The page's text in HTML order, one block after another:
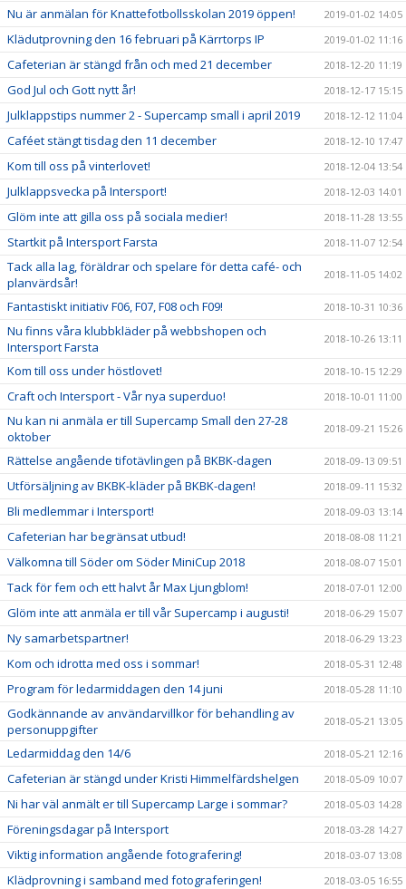
Nu är anmälan för Knattefotbollsskolan 2019 öppen! 2019-01-02 14:05
Klädutprovning den 16 februari på Kärrtorps IP 2019-01-02 11:16
Cafeterian är stängd från och med 21 december 2018-12-20 11:19
God Jul och Gott nytt år! 2018-12-17 15:15
Julklappstips nummer 2 - Supercamp small i april 2019 2018-12-12 11:04
Caféet stängt tisdag den 11 december 2018-12-10 17:47
Kom till oss på vinterlovet! 2018-12-04 13:54
Julklappsvecka på Intersport! 2018-12-03 14:01
Glöm inte att gilla oss på sociala medier! 2018-11-28 13:55
Startkit på Intersport Farsta 2018-11-07 12:54
Tack alla lag, föräldrar och spelare för detta café- och
planvärdsår!
2018-11-05 14:02
Fantastiskt initiativ F06, F07, F08 och F09! 2018-10-31 10:36
Nu finns våra klubbkläder på webbshopen och
Intersport Farsta
2018-10-26 13:11
Kom till oss under höstlovet! 2018-10-15 12:29
Craft och Intersport - Vår nya superduo! 2018-10-01 11:00
Nu kan ni anmäla er till Supercamp Small den 27-28
oktober
2018-09-21 15:26
Rättelse angående tifotävlingen på BKBK-dagen 2018-09-13 09:51
Utförsäljning av BKBK-kläder på BKBK-dagen! 2018-09-11 15:32
Bli medlemmar i Intersport! 2018-09-03 13:14
Cafeterian har begränsat utbud! 2018-08-08 11:21
Välkomna till Söder om Söder MiniCup 2018 2018-08-07 15:01
Tack för fem och ett halvt år Max Ljungblom! 2018-07-01 12:00
Glöm inte att anmäla er till vår Supercamp i augusti! 2018-06-29 15:07
Ny samarbetspartner! 2018-06-29 13:23
Kom och idrotta med oss i sommar! 2018-05-31 12:48
Program för ledarmiddagen den 14 juni 2018-05-28 11:10
Godkännande av användarvillkor för behandling av
personuppgifter
2018-05-21 13:05
Ledarmiddag den 14/6 2018-05-21 12:16
Cafeterian är stängd under Kristi Himmelfärdshelgen 2018-05-09 10:07
Ni har väl anmält er till Supercamp Large i sommar? 2018-05-03 14:28
Föreningsdagar på Intersport 2018-03-28 14:27
Viktig information angående fotografering! 2018-03-07 13:08
Klädprovning i samband med fotograferingen! 2018-03-05 16:55